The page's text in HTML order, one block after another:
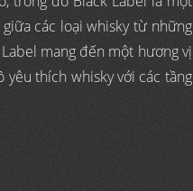
các loại whisky từ những
mang đến một hương vị
thích whisky với các tầng